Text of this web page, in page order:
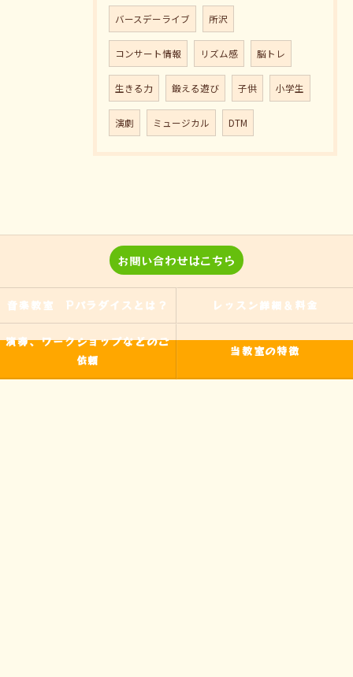
バースデーライブ 所沢
コンサート情報 リズム感 脳トレ
生きる力 鍛える遊び 子供 小学生
演劇 ミュージカル DTM
お問い合わせはこちら
音楽教室 Pパラダイスとは？ レッスン詳細＆料金
演奏、ワークショップなどのご
依頼
当教室の特徴